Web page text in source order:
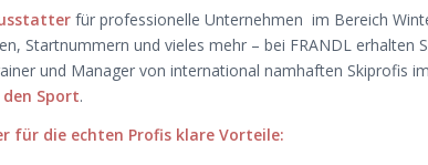
für professionelle Unternehmen im Bereich
Startnummern und vieles mehr – bei FRANDL erhalten
und Manager von international namhaften Skiprofis
Sport.
für die echten Profis klare Vorteile: